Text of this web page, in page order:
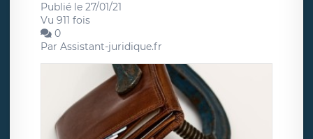
Publié le 27/01/21
Vu 911 fois
0
Par Assistant-juridique.fr